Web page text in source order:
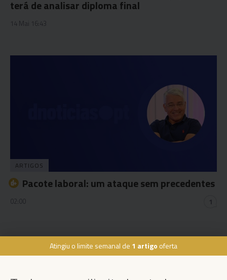
Atingiu o limite semanal de 1 artigo oferta
terá de analisar diploma final
14 Mai 16:43
ARTIGOS
Pacote laboral: um ataque sem precedentes
02:00 1